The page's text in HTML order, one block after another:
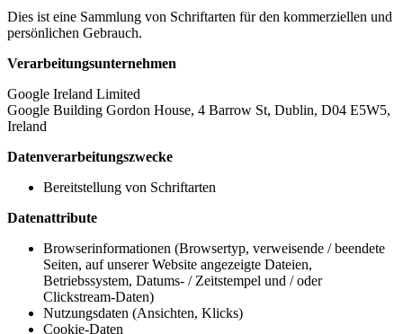
Dies ist eine Sammlung von Schriftarten für den kommerziellen und
persönlichen Gebrauch.
Verarbeitungsunternehmen
Google Ireland Limited
Google Building Gordon House, 4 Barrow St, Dublin, D04 E5W5,
Ireland
Datenverarbeitungszwecke
Bereitstellung von Schriftarten
Datenattribute
Browserinformationen (Browsertyp, verweisende / beendete
Seiten, auf unserer Website angezeigte Dateien,
Betriebssystem, Datums- / Zeitstempel und / oder
Clickstream-Daten)
Nutzungsdaten (Ansichten, Klicks)
Cookie-Daten